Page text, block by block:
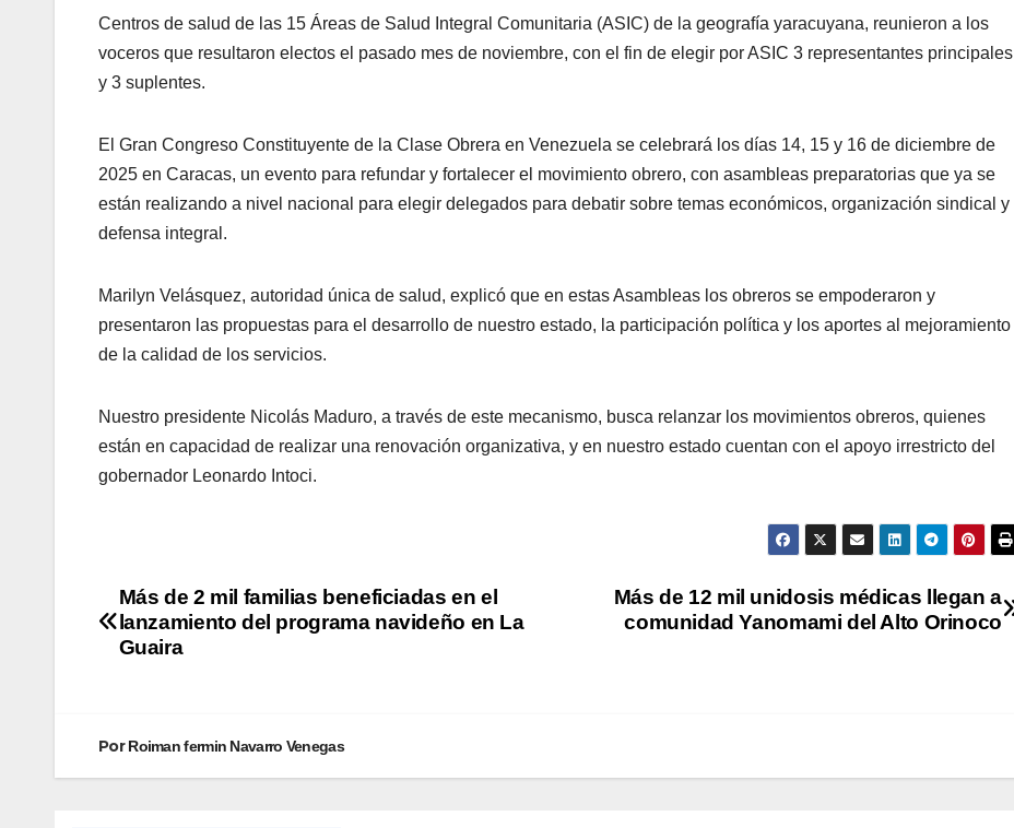
Centros de salud de las 15 Áreas de Salud Integral Comunitaria (ASIC) de la geografía yaracuyana, reunieron a los
voceros que resultaron electos el pasado mes de noviembre, con el fin de elegir por ASIC 3 representantes principales
y 3 suplentes.
El Gran Congreso Constituyente de la Clase Obrera en Venezuela se celebrará los días 14, 15 y 16 de diciembre de
2025 en Caracas, un evento para refundar y fortalecer el movimiento obrero, con asambleas preparatorias que ya se
están realizando a nivel nacional para elegir delegados para debatir sobre temas económicos, organización sindical y
defensa integral.
Marilyn Velásquez, autoridad única de salud, explicó que en estas Asambleas los obreros se empoderaron y
presentaron las propuestas para el desarrollo de nuestro estado, la participación política y los aportes al mejoramiento
de la calidad de los servicios.
Nuestro presidente Nicolás Maduro, a través de este mecanismo, busca relanzar los movimientos obreros, quienes
están en capacidad de realizar una renovación organizativa, y en nuestro estado cuentan con el apoyo irrestricto del
gobernador Leonardo Intoci.
Más de 12 mil unidosis médicas llegan a
comunidad Yanomami del Alto Orinoco
Más de 2 mil familias beneficiadas en el
lanzamiento del programa navideño en La
Guaira
PorRoiman fermin Navarro Venegas